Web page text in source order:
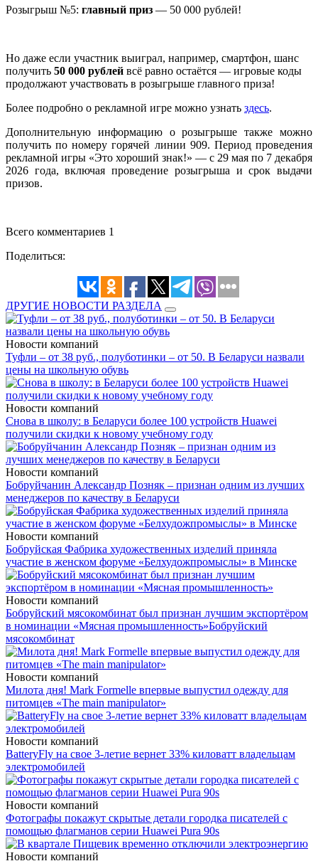
Розыгрыш №5: главный приз — 50 000 рублей!
Но даже если участник выиграл, например, смартфон, шанс
получить 50 000 рублей всё равно остаётся — игровые коды
продолжают участвовать в розыгрыше главного приза!
Более подробно о рекламной игре можно узнать здесь.
Дополнительную информацию о розыгрыше также можно
получить по номеру горячей линии 909. Период проведения
рекламной игры «Это хороший знак!» — с 29 мая по 7 декабря
2026 года, включая проведение розыгрыша и срок выдачи
призов.
Всего комментариев 1
Поделиться:
ДРУГИЕ НОВОСТИ РАЗДЕЛА
Новости компаний
Туфли – от 38 руб., полуботинки – от 50. В Беларуси назвали
цены на школьную обувь
Новости компаний
Снова в школу: в Беларуси более 100 устройств Huawei
получили скидки к новому учебному году
Новости компаний
Бобруйчанин Александр Позняк – признан одним из лучших
менеджеров по качеству в Беларуси
Новости компаний
Бобруйская Фабрика художественных изделий приняла
участие в женском форуме «Белхудожпромыслы» в Минске
Новости компаний
Бобруйский мясокомбинат был признан лучшим экспортёром
в номинации «Мясная промышленность»Бобруйский
мясокомбинат
Новости компаний
Милота дня! Mark Formelle впервые выпустил одежду для
питомцев «The main manipulator»
Новости компаний
BatteryFly на свое 3-летие вернет 33% киловатт владельцам
электромобилей
Новости компаний
Фотографы покажут скрытые детали городка писателей с
помощью флагманов серии Huawei Pura 90s
Новости компаний